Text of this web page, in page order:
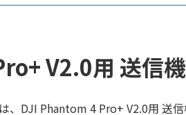
V2.0用 送信
、DJI Phantom 4 Pro+ V2.0用 送信